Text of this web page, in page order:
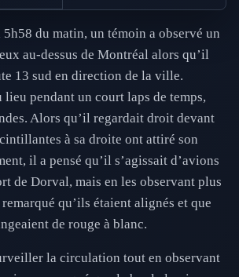
5h58 du matin, un témoin a observé un
au-dessus de Montréal alors qu’il
13 sud en direction de la ville.
lieu pendant un court laps de temps,
Alors qu’il regardait droit devant
à sa droite ont attiré son
il a pensé qu’il s’agissait d’avions
de Dorval, mais en les observant plus
qu’ils étaient alignés et que
de rouge à blanc.
la circulation tout en observant